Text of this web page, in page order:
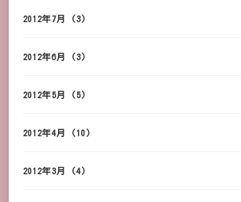
2012年7月 (3)
2012年6月 (3)
2012年5月 (5)
2012年4月 (10)
2012年3月 (4)